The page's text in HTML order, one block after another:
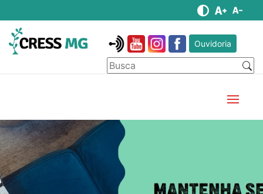
Ouvidoria